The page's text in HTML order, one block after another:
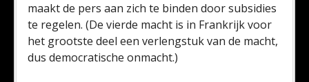
maakt de pers aan zich te binden door subsidies
te regelen. (De vierde macht is in Frankrijk voor
het grootste deel een verlengstuk van de macht,
dus democratische onmacht.)